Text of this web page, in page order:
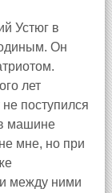
Устюг в
Он
лет
поступился
машине
мне, но при
между ними